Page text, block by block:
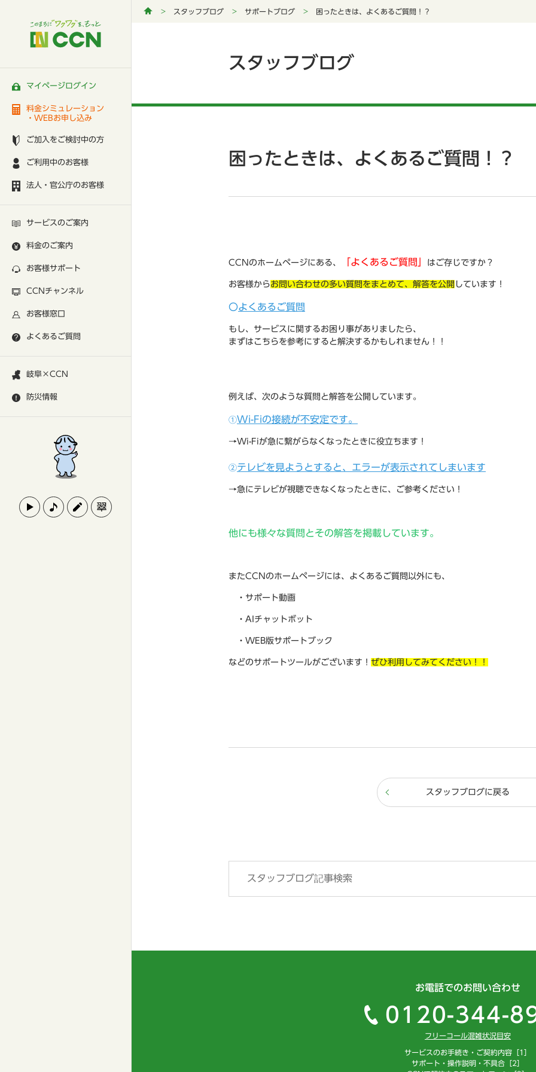
マイページログイン
料金シミュレーション
・WEBお申し込み
ご加入をご検討中の方
ご利用中のお客様
法人・官公庁のお客様
サービスのご案内
料金のご案内
お客様サポート
CCNチャンネル
お客様窓口
よくあるご質問
岐阜×CCN
防災情報
スタッフブログ サポートブログ 困ったときは、よくあるご質問！？
スタッフブログ
困ったときは、よくあるご質問！？
CCNのホームページにある、 「よくあるご質問」 はご存じですか？
お客様からお問い合わせの多い質問をまとめて、解答を公開 しています！
〇よくあるご質問
もし、サービスに関するお困り事がありましたら、
まずはこちらを参考にすると解決するかもしれません！！
例えば、次のような質問と解答を公開しています。
①Wi-Fiの接続が不安定です。
→Wi-Fiが急に繋がらなくなったときに役立ちます！
②テレビを見ようとすると、エラーが表示されてしまいます
→急にテレビが視聴できなくなったときに、ご参考ください！
他にも様々な質問とその解答を掲載しています。
またCCNのホームページには、よくあるご質問以外にも、
・サポート動画
・AIチャットボット
・WEB版サポートブック
などのサポートツールがございます！ ぜひ利用してみてください！！
スタッフブログに戻る
お電話でのお問い合わせ
0120-344-
フリーコール混雑状況目安
サービスのお手続き・ご契約内容［1］
サポート・操作説明・不具合［2］